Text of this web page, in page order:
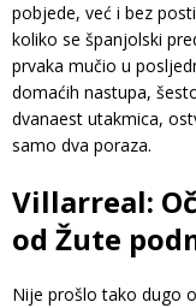
pobjede, već i bez
koliko se španjolski
prvaka mučio u
domaćih nastupa,
dvanaest utakmica,
samo dva poraza.
Villarreal:
od Žute
Nije prošlo tako dugo